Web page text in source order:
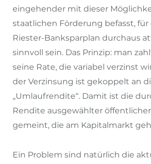
eingehender mit dieser
staatlichen Förderung befasst,
Riester-Banksparplan durchaus
sinnvoll sein. Das Prinzip: man
seine Rate, die variabel verzinst
der Verzinsung ist gekoppelt an
„Umlaufrendite“. Damit ist die
Rendite ausgewählter
gemeint, die am Kapitalmarkt
Ein Problem sind natürlich die